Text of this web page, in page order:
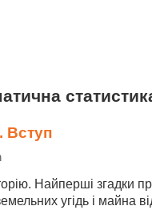
Вступ
Найперші згадки
угідь і майна